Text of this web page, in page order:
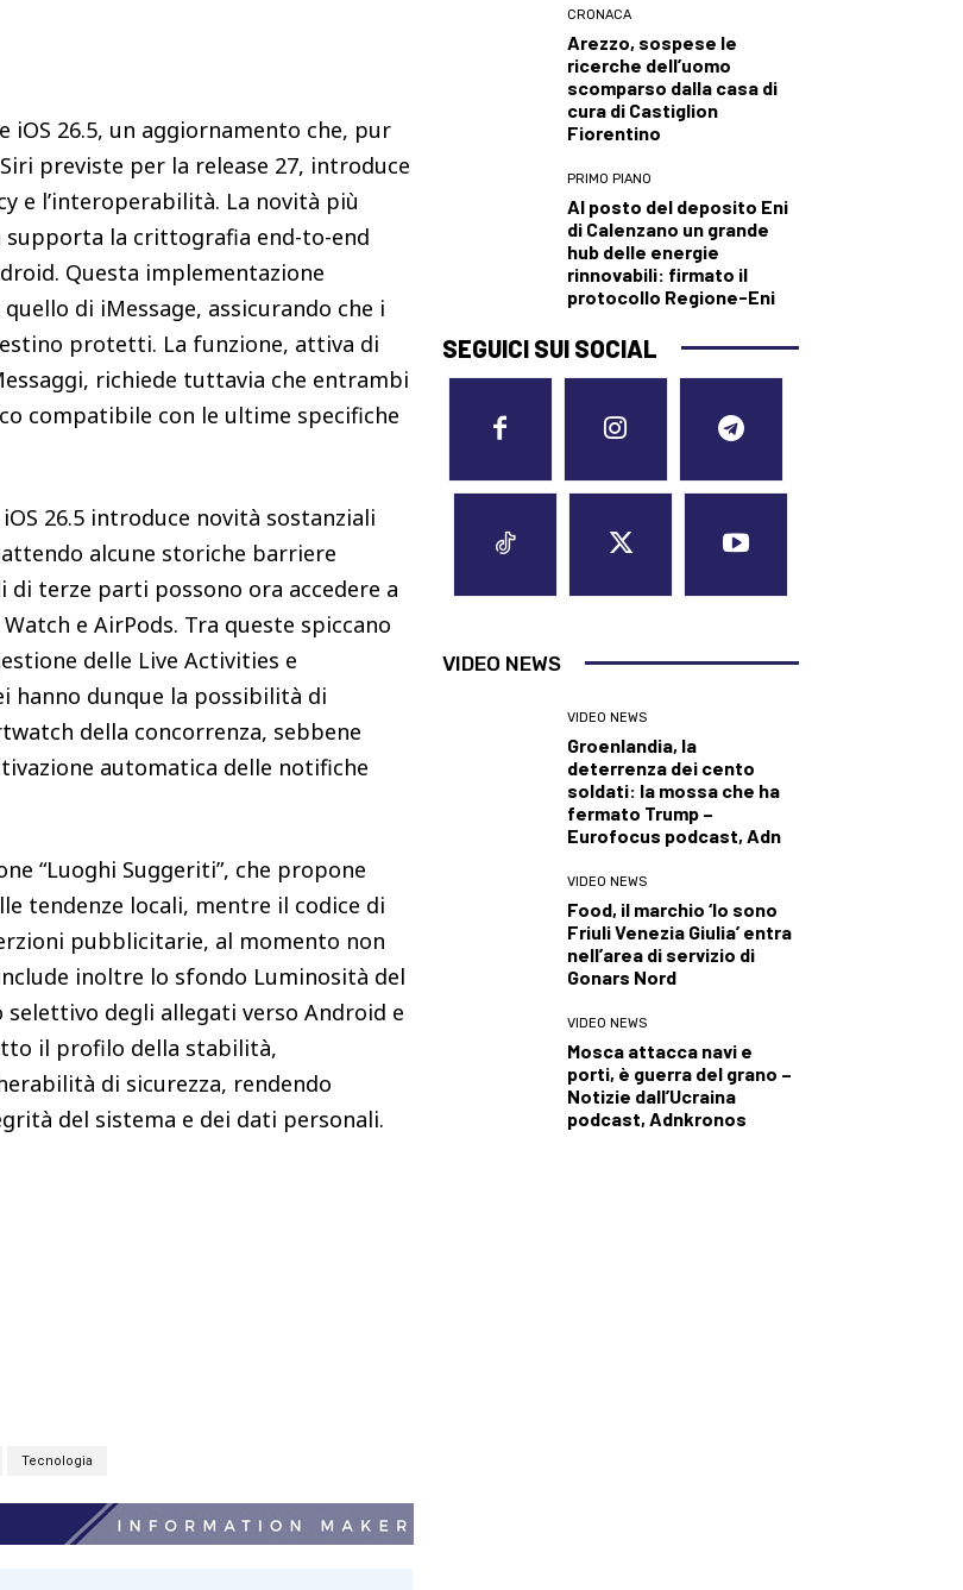
26.5, un aggiornamento che, pur
previste per la release 27, introduce
e l’interoperabilità. La novità più
supporta la crittografia end-to-end
Questa implementazione
di iMessage, assicurando che i
protetti. La funzione, attiva di
richiede tuttavia che entrambi
compatibile con le ultime specifiche
26.5 introduce novità sostanziali
alcune storiche barriere
di terze parti possono ora accedere a
e AirPods. Tra queste spiccano
delle Live Activities e
hanno dunque la possibilità di
della concorrenza, sebbene
automatica delle notifiche
“Luoghi Suggeriti”, che propone
tendenze locali, mentre il codice di
pubblicitarie, al momento non
inoltre lo sfondo Luminosità del
degli allegati verso Android e
il profilo della stabilità,
di sicurezza, rendendo
del sistema e dei dati personali.
Tecnologia
CRONACA
Arezzo, sospese le
ricerche dell’uomo
scomparso dalla casa di
cura di Castiglion
Fiorentino
PRIMO PIANO
Al posto del deposito Eni
di Calenzano un grande
hub delle energie
rinnovabili: firmato il
protocollo Regione-Eni
SEGUICI SUI SOCIAL
VIDEO NEWS
VIDEO NEWS
Groenlandia, la
deterrenza dei cento
soldati: la mossa che ha
fermato Trump –
Eurofocus podcast, Adn
VIDEO NEWS
Food, il marchio ‘Io sono
Friuli Venezia Giulia’ entra
nell’area di servizio di
Gonars Nord
VIDEO NEWS
Mosca attacca navi e
porti, è guerra del grano –
Notizie dall’Ucraina
podcast, Adnkronos